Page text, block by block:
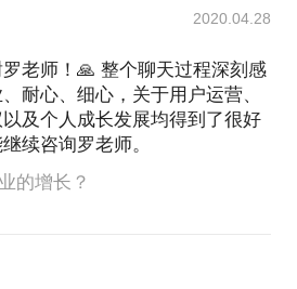
2020.04.28
老师！🙏 整个聊天过程深刻感
耐心、细心，关于用户运营、
及个人成长发展均得到了很好
续咨询罗老师。
的增长？